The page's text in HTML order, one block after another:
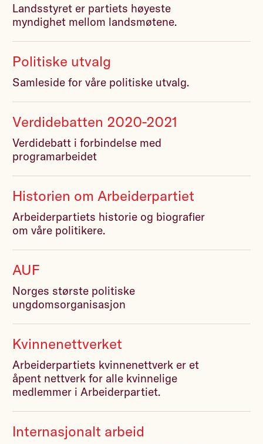
Landsstyret er partiets høyeste
myndighet mellom landsmøtene.
Politiske utvalg
Samleside for våre politiske utvalg.
Verdidebatten 2020-2021
Verdidebatt i forbindelse med
programarbeidet
Historien om Arbeiderpartiet
Arbeiderpartiets historie og biografier
om våre politikere.
AUF
Norges største politiske
ungdomsorganisasjon
Kvinnenettverket
Arbeiderpartiets kvinnenettverk er et
åpent nettverk for alle kvinnelige
medlemmer i Arbeiderpartiet.
Internasjonalt arbeid